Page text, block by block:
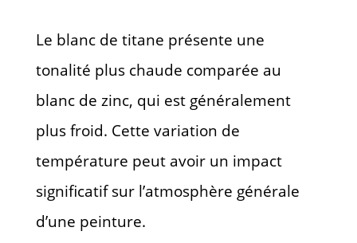
Le blanc de titane présente une
tonalité plus chaude comparée au
blanc de zinc, qui est généralement
plus froid. Cette variation de
température peut avoir un impact
significatif sur l’atmosphère générale
d’une peinture.